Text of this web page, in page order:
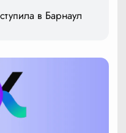
в Барнаул